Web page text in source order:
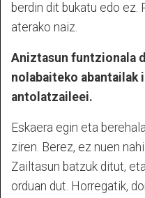
berdin dit bukatu edo ez.
aterako naiz.
Aniztasun funtzionala
nolabaiteko abantailak
antolatzaileei.
Eskaera egin eta
ziren. Berez, ez nuen
Zailtasun batzuk ditut,
orduan dut. Horregatik,